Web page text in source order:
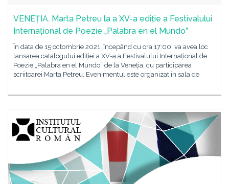
VENEȚIA. Marta Petreu la a XV-a ediție a Festivalului
Internațional de Poezie „Palabra en el Mundo”
În data de 15 octombrie 2021, începând cu ora 17:00, va avea loc
lansarea catalogului ediției a XV-a a Festivalului Internațional de
Poezie „Palabra en el Mundo” de la Veneția, cu participarea
scriitoarei Marta Petreu. Evenimentul este organizat în sala de